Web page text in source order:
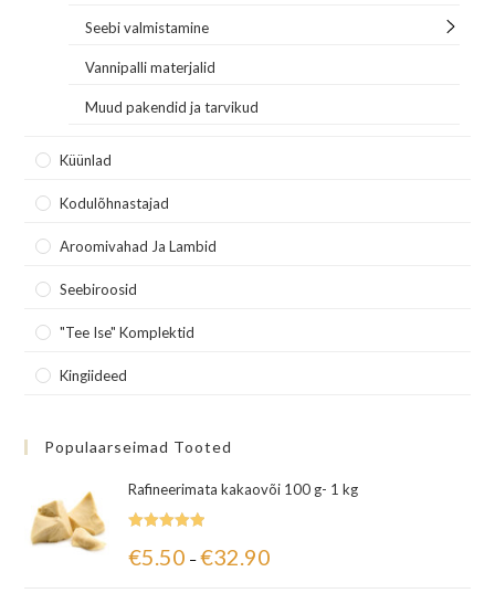
Seebi valmistamine
Vannipalli materjalid
Muud pakendid ja tarvikud
Küünlad
Kodulõhnastajad
Aroomivahad Ja Lambid
Seebiroosid
"Tee Ise" Komplektid
Kingiideed
Populaarseimad Tooted
Rafineerimata kakaovõi 100 g- 1 kg
5.00 / 5
€5.50 – €32.90